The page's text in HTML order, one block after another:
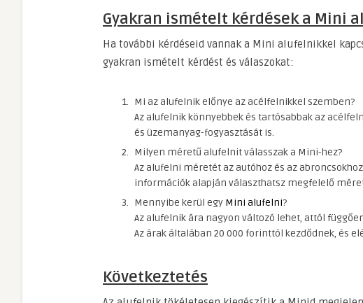
Gyakran ismételt kérdések a Mini
Ha további kérdéseid vannak a Mini alufelnikkel
gyakran ismételt kérdést és válaszokat:
Mi az alufelnik előnye az acélfelnikkel szemben?
Az alufelnik könnyebbek és tartósabbak az
és üzemanyag-fogyasztását is.
Milyen méretű alufelnit válasszak a Mini-hez?
Az alufelni méretét az autóhoz és az
információk alapján választhatsz megfelelő
Mennyibe kerül egy Mini alufelni?
Az alufelnik ára nagyon változó lehet, attól
Az árak általában 20 000 forinttól kezdődnek, és
Következtetés